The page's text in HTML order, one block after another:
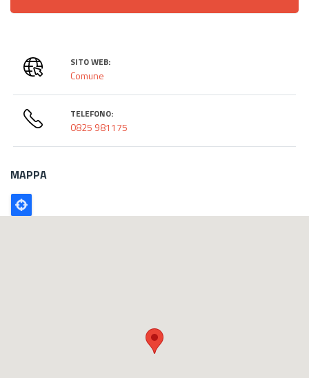
SITO WEB:
Comune
TELEFONO:
0825 981175
MAPPA
Poligono
GEO